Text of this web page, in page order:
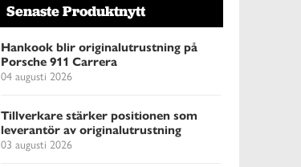
Senaste Produktnytt
Hankook blir originalutrustning på
Porsche 911 Carrera
04 augusti 2026
Tillverkare stärker positionen som
leverantör av originalutrustning
03 augusti 2026